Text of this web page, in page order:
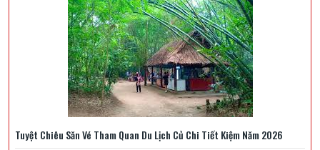
Tuyệt Chiêu Săn Vé Tham Quan Du Lịch Củ Chi Tiết Kiệm Năm 2026